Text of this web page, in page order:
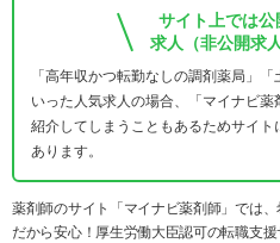
サイト上では
求人（非公開求
「高年収かつ転勤なしの調剤薬局」
いった人気求人の場合、「マイナビ
紹介してしまうこともあるためサイ
あります。
薬剤師のサイト「マイナビ薬剤師」では
だから安心！厚生労働大臣認可の転職支援